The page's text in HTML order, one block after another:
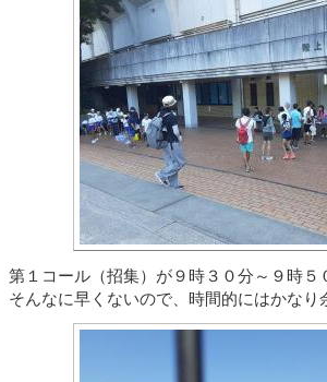
第１コール（招集）が９時３０分～９時５
そんなに早くないので、時間的にはかなり